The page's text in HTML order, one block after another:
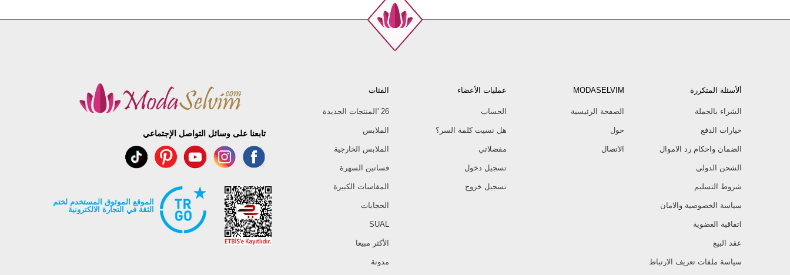
ألأسئلة المتكررة
الشراء بالجملة
خيارات الدفع
الضمان واحكام رد الاموال
الشحن الدولي
شروط التسليم
سياسة الخصوصية والامان
اتفاقية العضوية
عقد البيع
سياسة ملفات تعريف الارتباط
MODASELVIM
الصفحة الرئيسية
حول
الاتصال
عمليات الأعضاء
الحساب
هل نسيت كلمة السر؟
مفضلاتي
تسجيل دخول
تسجيل خروج
الفئات
26 'المنتجات الجديدة
الملابس
الملابس الخارجية
فساتين السهرة
المقاسات الكبيرة
الحجابات
SUAL
الأكثر مبيعا
مدونة
تابعنا على وسائل التواصل الإجتماعي
الموقع الموثوق المستخدم لختم
الثقة في التجارة الالكترونية